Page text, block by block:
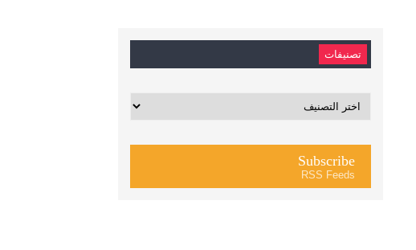
تصنيفات
تصنيفات
Subscribe
RSS Feeds